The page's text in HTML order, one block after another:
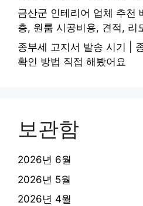
금산군 인테리어 업체 추천
층, 원룸 시공비용, 견적, 리
종부세 고지서 발송 시기 |
확인 방법 직접 해봤어요
보관함
2026년 6월
2026년 5월
2026년 4월